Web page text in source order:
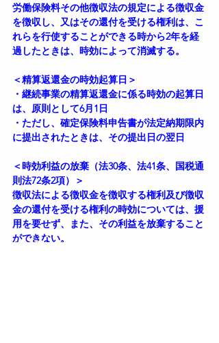
労働保険料その他徴収法の規定による徴収金
を徴収し、又はその還付を受ける権利は、こ
れらを行使することができる時から2年を経
過したときは、時効によって消滅する。
＜精算返還金の時効起算日＞
・継続事業の精算返還金に係る時効の起算日
は、原則として6月1日
・ただし、確定保険料申告書が法定納期限内
に提出されたときは、その提出日の翌日
＜時効利益の放棄（法30条、法41条、国税通
則法72条2項）＞
徴収法による徴収金を徴収する権利及び徴収
金の還付を受ける権利の時効については、援
用を要せず、また、その利益を放棄すること
ができない。